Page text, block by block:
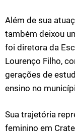
Além de sua
também deixou
foi diretora da
Lourenço Filho,
gerações de
ensino no
Sua trajetória
feminino em